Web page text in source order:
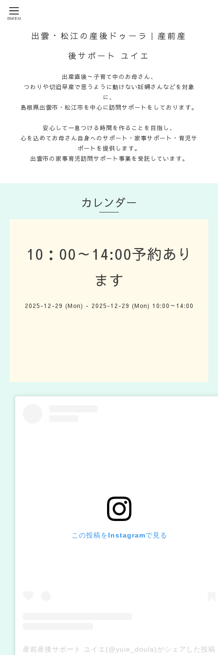
出雲・松江の産後ドゥーラ｜産前産
後サポート ユイエ
出産直後～子育て中のお母さん、
つわりや切迫早産で思うように動けない妊婦さんなどを対象
に、
島根県出雲市・松江市を中心に訪問サポートをしております。
安心して一息つける時間を作ることを目指し、
心を込めてお母さん自身へのサポート・家事サポート・育児サ
ポートを提供します。
出雲市の家事育児訪問サポート事業を受託しています。
カレンダー
10：00～14:00予約あり
ます
2025-12-29 (Mon) - 2025-12-29 (Mon) 10:00～14:00
この投稿をInstagramで見る
産前産後サポート ユイエ(@yuie_doula)がシェアした投稿